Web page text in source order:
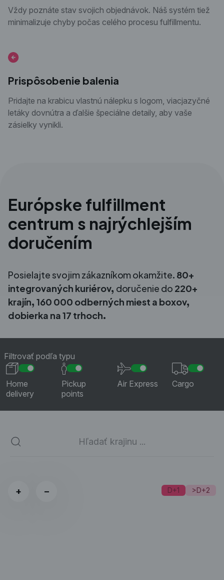
Vždy poznáte stav svojich objednávok. Náš systém tiež
minimalizuje chyby počas celého procesu fulfillmentu.
Prispôsobenie balenia
Pridajte na krabicu vlastnú nálepku s logom, viacjazyčné
letáky dovnútra a ďalšie špeciálne detaily, aby vaše
zásielky vynikli.
Európske fulfillment
centrum s najrýchlejším
doručením
Posielajte svojim zákazníkom okamžite. 80+
integrovaných kuriérov, doručenie do 220+
krajín, 160 000 odberných miest a boxov,
dobierka na 17 trhoch.
Filtrovať podľa typu
Home
delivery
Pickup
points
Air Express Cargo
D+1 >D+2
+ −